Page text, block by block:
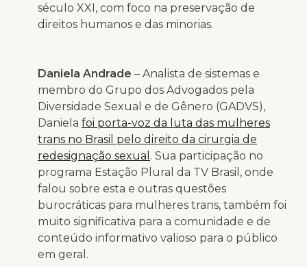
século XXI, com foco na preservação de
direitos humanos e das minorias.
Daniela Andrade – Analista de sistemas e
membro do Grupo dos Advogados pela
Diversidade Sexual e de Gênero (GADVS),
Daniela foi porta-voz da luta das mulheres
trans no Brasil pelo direito da cirurgia de
redesignação sexual . Sua participação no
programa Estação Plural da TV Brasil, onde
falou sobre esta e outras questões
burocráticas para mulheres trans, também foi
muito significativa para a comunidade e de
conteúdo informativo valioso para o público
em geral.